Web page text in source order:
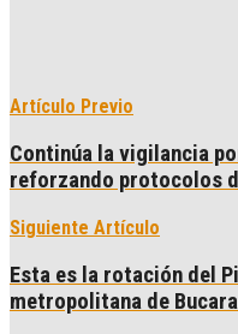
Artículo Previo
Continúa la vigilancia
reforzando protocolos
Siguiente Artículo
Esta es la rotación del
metropolitana de